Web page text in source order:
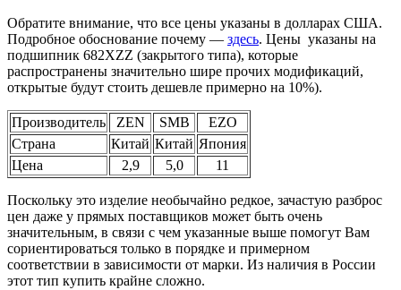
Обратите внимание, что все цены указаны в долларах США.
Подробное обоснование почему — здесь. Цены указаны на
подшипник 682XZZ (закрытого типа), которые
распространены значительно шире прочих модификаций,
открытые будут стоить дешевле примерно на 10%).
Производитель ZEN SMB
EZO
Страна
Китай Китай Япония
Цена
2,9 5,0 11
Поскольку это изделие необычайно редкое, зачастую разброс
цен даже у прямых поставщиков может быть очень
значительным, в связи с чем указанные выше помогут Вам
сориентироваться только в порядке и примерном
соответствии в зависимости от марки. Из наличия в России
этот тип купить крайне сложно.